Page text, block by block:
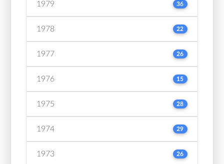
1979 36
1978 22
1977 26
1976 15
1975 28
1974 29
1973 26